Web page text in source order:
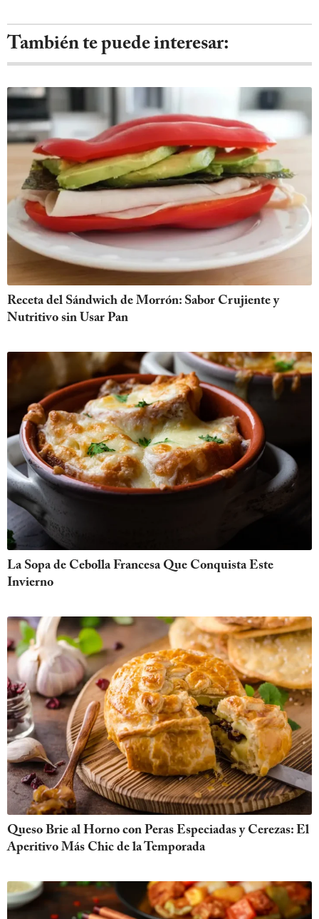
También te puede interesar:
Receta del Sándwich de Morrón: Sabor Crujiente y
Nutritivo sin Usar Pan
La Sopa de Cebolla Francesa Que Conquista Este
Invierno
Queso Brie al Horno con Peras Especiadas y Cerezas: El
Aperitivo Más Chic de la Temporada